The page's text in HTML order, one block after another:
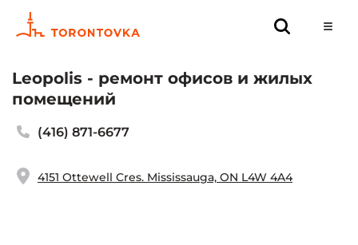
Leopolis - ремонт офисов и жилых
помещений
(416) 871-6677
4151 Ottewell Cres. Mississauga, ON L4W 4A4